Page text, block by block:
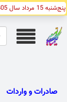
پنج‌شنبه 15 مرداد سال 1405 ساعت 12:33
صادرات و واردات